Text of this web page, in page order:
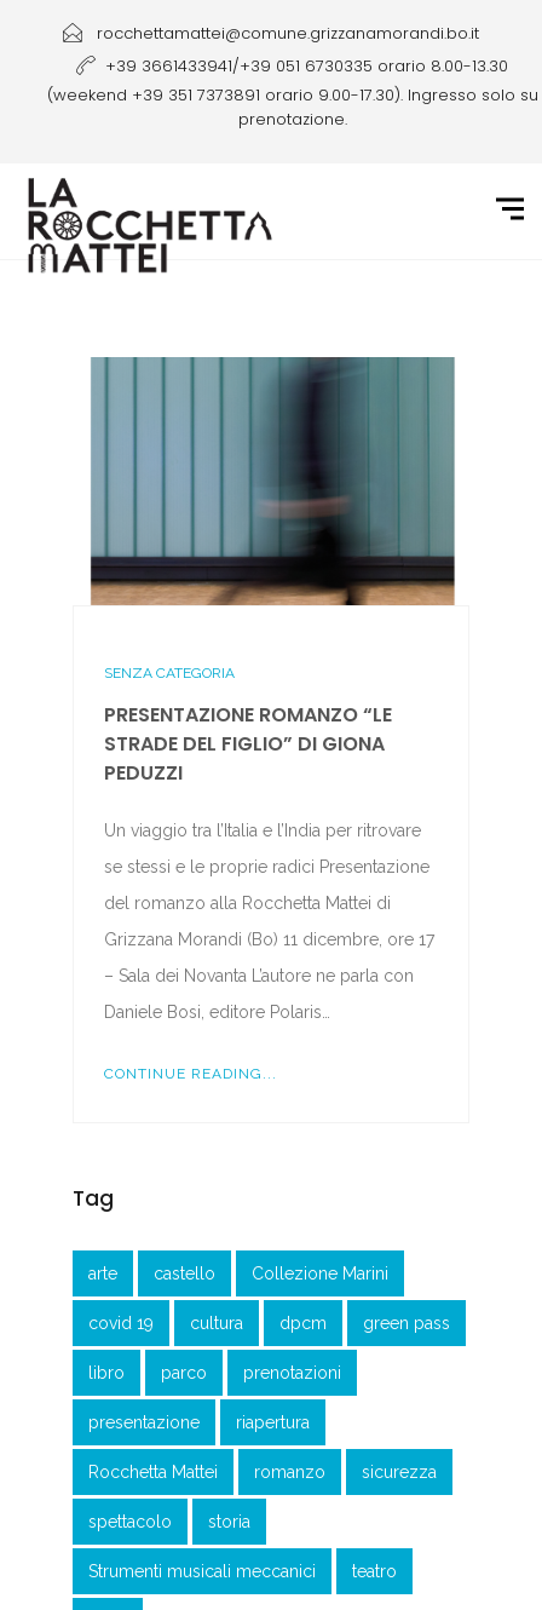
rocchettamattei@comune.grizzanamorandi.bo.it
+39 3661433941/+39 051 6730335 orario 8.00-13.30
(weekend +39 351 7373891 orario 9.00-17.30). Ingresso solo su
prenotazione.
SENZA CATEGORIA
PRESENTAZIONE ROMANZO “LE
STRADE DEL FIGLIO” DI GIONA
PEDUZZI
Un viaggio tra l’Italia e l’India per ritrovare
se stessi e le proprie radici Presentazione
del romanzo alla Rocchetta Mattei di
Grizzana Morandi (Bo) 11 dicembre, ore 17
– Sala dei Novanta L’autore ne parla con
Daniele Bosi, editore Polaris…
CONTINUE READING...
Tag
arte castello Collezione Marini
covid 19 cultura dpcm green pass
libro parco prenotazioni
presentazione riapertura
Rocchetta Mattei romanzo sicurezza
spettacolo storia
Strumenti musicali meccanici teatro